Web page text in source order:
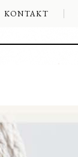
KONTAKT